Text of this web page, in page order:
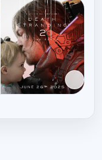
برای افزودن وارد شوید